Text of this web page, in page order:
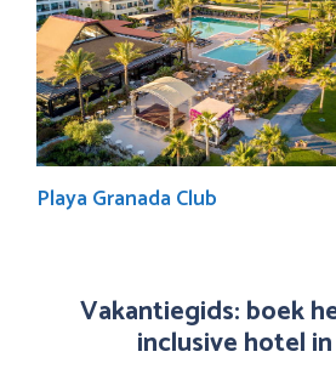
Playa Granada Club
Vakantiegids: boek
inclusive hotel